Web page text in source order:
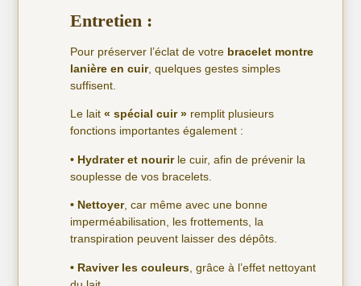
Entretien :
Pour préserver l’éclat de votre bracelet montre
lanière en cuir, quelques gestes simples
suffisent.
Le lait« spécial cuir » remplit plusieurs
fonctions importantes également :
• Hydrater et nourir le cuir, afin de prévenir la
souplesse de vos bracelets.
• Nettoyer, car même avec une bonne
imperméabilisation, les frottements, la
transpiration peuvent laisser des dépôts.
• Raviver les couleurs , grâce à l’effet nettoyant